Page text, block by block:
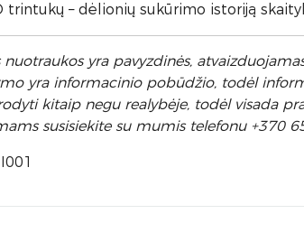
trintukų – dėlionių sukūrimo istoriją
nuotraukos yra pavyzdinės,
yra informacinio pobūdžio, todėl
kitaip negu realybėje, todėl visada
susisiekite su mumis telefonu +370